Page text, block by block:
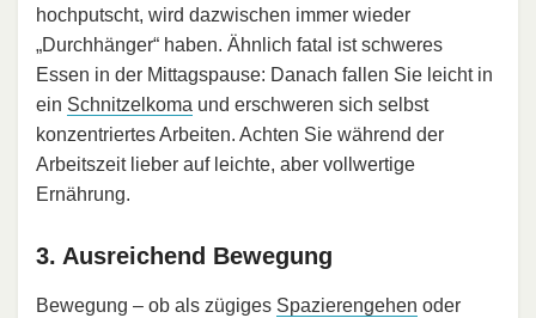
hochputscht, wird dazwischen immer wieder
„Durchhänger“ haben. Ähnlich fatal ist schweres
Essen in der Mittagspause: Danach fallen Sie leicht in
ein Schnitzelkoma und erschweren sich selbst
konzentriertes Arbeiten. Achten Sie während der
Arbeitszeit lieber auf leichte, aber vollwertige
Ernährung.
3. Ausreichend Bewegung
Bewegung – ob als zügiges Spazierengehen oder